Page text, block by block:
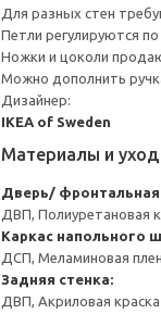
Для разных стен
Петли регулируются
Ножки и цоколи
Можно дополнить
Дизайнер:
IKEA of Sweden
Материалы и уход
Дверь/
ДВП, Полиуретановая
Каркас напольного
ДСП, Меламиновая
Задняя стенка:
ДВП, Акриловая краска